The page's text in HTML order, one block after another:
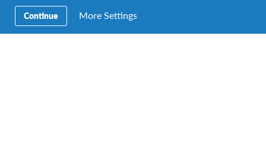
Contact
Continue More Settings